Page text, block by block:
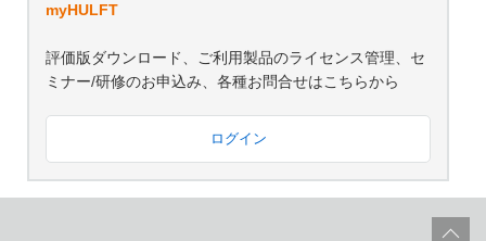
myHULFT
評価版ダウンロード、ご利用製品のライセンス管理、セ
ミナー/研修のお申込み、各種お問合せはこちらから
ログイン